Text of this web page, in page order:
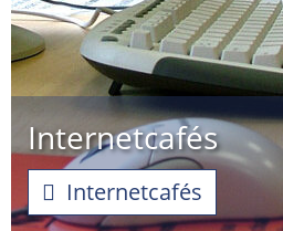
Internetcafés
Internetcafés